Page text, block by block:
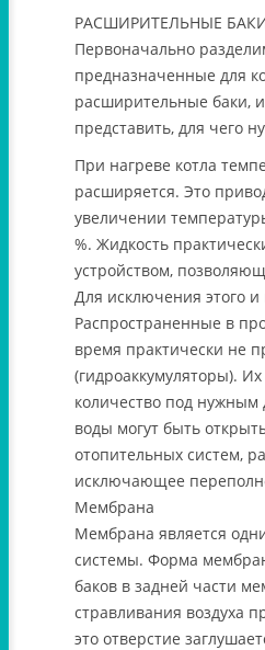
РАСШИРИТЕЛЬНЫЕ
Первоначально
предназначенные для
расширительные баки,
представить, для чего
При нагреве котла
расширяется. Это
увеличении
%. Жидкость
устройством,
Для исключения этого
Распространенные в
время практически не
(гидроаккумуляторы).
количество под
воды могут быть
отопительных систем,
исключающее
Мембрана
Мембрана является
системы. Форма
баков в задней части
стравливания воздуха
это отверстие